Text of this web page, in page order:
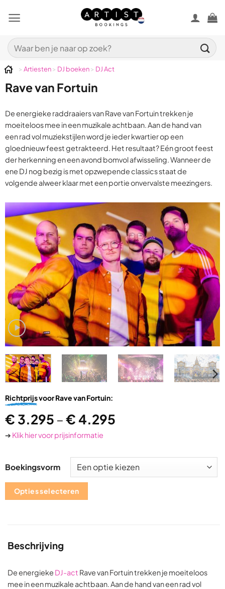
naar
Zoeken
naar:
> Artiesten> DJ boeken> DJ Act
Rave van Fortuin
De energieke raddraaiers van Rave van Fortuin trekken je
moeiteloos mee in een muzikale achtbaan. Aan de hand van
een rad vol muziekstijlen word je ieder kwartier op een
gloednieuw feest getrakteerd. Het resultaat? Eén groot feest
der herkenning en een avond bomvol afwisseling. Wanneer de
ene DJ nog bezig is met opzwepende classics staat de
volgende alweer klaar met een portie onvervalste meezingers.
Richtprijsvoor Rave van Fortuin:
€ 3.295 –€ 4.295
➔ Klik hier voor prijsinformatie
Boekingsvorm
Opties selecteren
Beschrijving
De energieke DJ-act Rave van Fortuin trekken je moeiteloos
mee in een muzikale achtbaan. Aan de hand van een rad vol